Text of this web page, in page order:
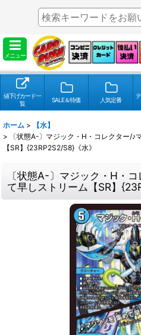
メニュー
値下げカード一
覧
SALE＆特価 人気定番
ホーム >
【水】
>
〔状態A-〕マジック・H・コレクター/♪
【SR】{23RP2S2/S8}《水》
〔状態A-〕マジック・H・
て早しストリーム【SR】